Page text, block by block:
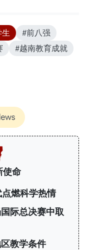
#前八强
#越南教育成就
使命
点燃科学热情
际总决赛中取
教学条件